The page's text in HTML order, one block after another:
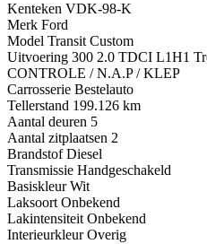
Kenteken VDK-98-K
Merk Ford
Model Transit Custom
Uitvoering 300 2.0 TDCI L1H1
CONTROLE / N.A.P / KLEP
Carrosserie Bestelauto
Tellerstand 199.126 km
Aantal deuren 5
Aantal zitplaatsen 2
Brandstof Diesel
Transmissie Handgeschakeld
Basiskleur Wit
Laksoort Onbekend
Lakintensiteit Onbekend
Interieurkleur Overig